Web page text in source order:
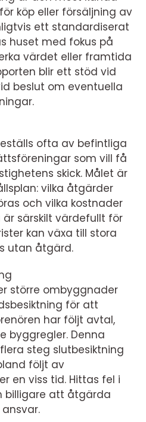
köp eller försäljning av
ett standardiserat
huset med fokus på
värdet eller framtida
blir ett stöd vid
beslut om eventuella
ofta av befintliga
som vill få
skick. Målet är
vilka åtgärder
och vilka kostnader
särskilt värdefullt för
kan växa till stora
utan åtgärd.
större ombyggnader
för att
har följt avtal,
byggregler. Denna
steg slutbesiktning
följt av
en viss tid. Hittas fel i
billigare att åtgärda